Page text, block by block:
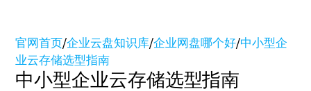
官网首页/企业云盘知识库/企业网盘哪个好/中小型企
业云存储选型指南
中小型企业云存储选型指南